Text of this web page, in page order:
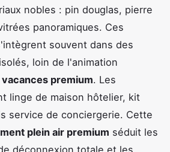
nobles : pin douglas, pierre
panoramiques. Ces
souvent dans des
loin de l'animation
premium. Les
linge de maison hôtelier, kit
service de conciergerie. Cette
plein air premium séduit les